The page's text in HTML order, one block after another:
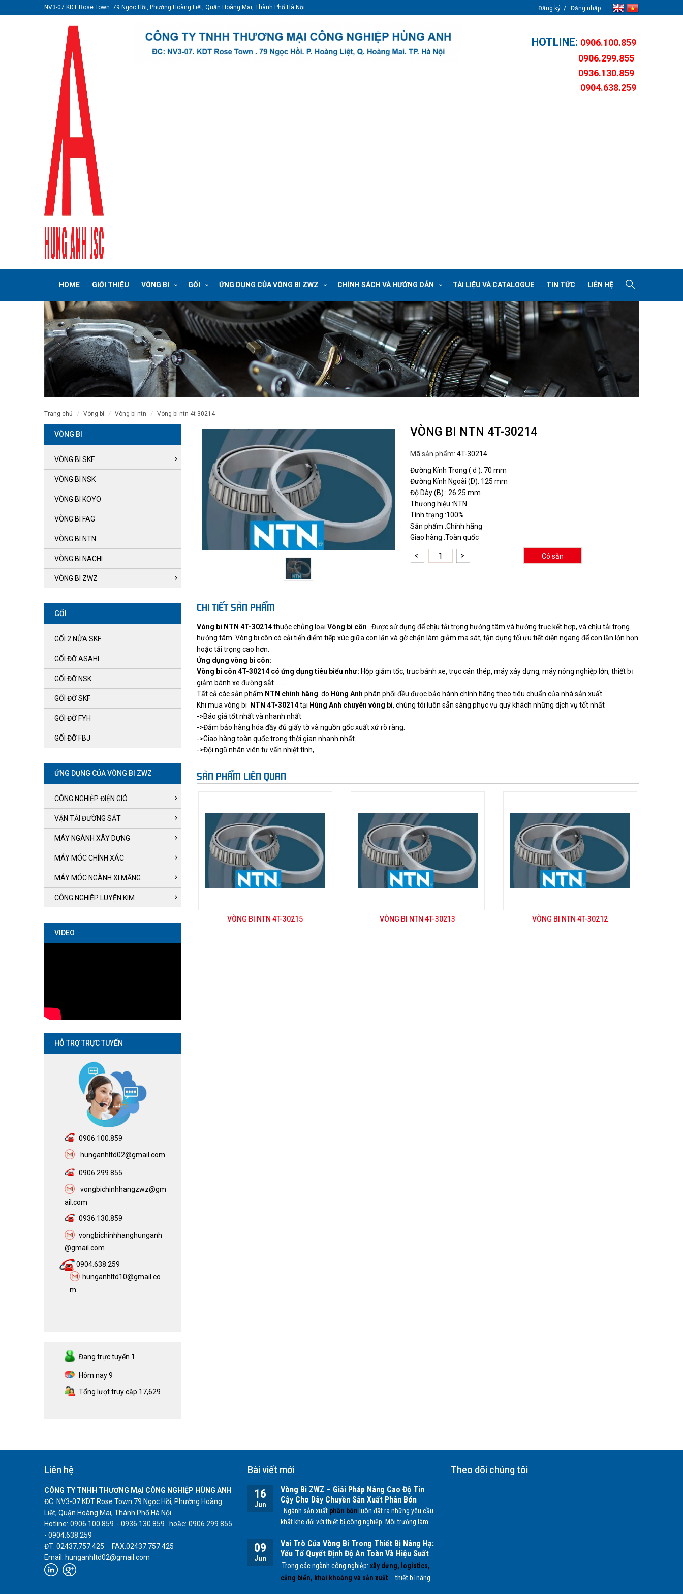
NV3-07 KDT Rose Town 79 Ngọc Hồi, Phường Hoàng Liệt, Quận Hoàng Mai, Thành Phố Hà Nội Đăng ký Đăng nhập
HOTLINE: 0906.100.859
0906.299.855
0936.130.859
0904.638.259
HOME GIỚI THIỆU VÒNG BI GỐI ỨNG DỤNG CỦA VÒNG BI ZWZ CHÍNH SÁCH VÀ HƯỚNG DẪN TÀI LIỆU VÀ CATALOGUE TIN TỨC LIÊN HỆ
trang chủ vòng bi vòng bi ntn vòng bi ntn 4t-30214
VÒNG BI
VÒNG BI SKF
VÒNG BI NSK
VÒNG BI KOYO
VÒNG BI FAG
VÒNG BI NTN
VÒNG BI NACHI
VÒNG BI ZWZ
GỐI
GỐI 2 NỬA SKF
GỐI ĐỠ ASAHI
GỐI ĐỠ NSK
GỐI ĐỠ SKF
GỐI ĐỠ FYH
GỐI ĐỠ FBJ
ỨNG DỤNG CỦA VÒNG BI ZWZ
CÔNG NGHIỆP ĐIỆN GIÓ
VẬN TẢI ĐƯỜNG SẮT
MÁY NGÀNH XÂY DỰNG
MÁY MÓC CHÍNH XÁC
MÁY MÓC NGÀNH XI MĂNG
CÔNG NGHIỆP LUYỆN KIM
VIDEO
HỖ TRỢ TRỰC TUYẾN
0906.100.859
hunganhltd02@gmail.com
0906.299.855
vongbichinhhangzwz@gm
ail.com​
0936.130.859
vongbichinhhanghunganh
@gmail.com
0904.638.259
hunganhltd10@gmail.co
m
Đang trực tuyến 1
Hôm nay9
Tổng lượt truy cập 17,629
VÒNG BI NTN 4T-30214
Mã sản phẩm: 4T-30214
Đường Kính Trong ( d ): 70 mm
Đường Kính Ngoài (D): 125 mm
Độ Dày (B) : 26.25 mm
Thương hiệu :NTN
Tình trạng :100%
Sản phẩm :Chính hãng
Giao hàng :Toàn quốc
Có sẵn
CHI TIẾT SẢN PHẨM
Vòng bi NTN 4T-30214thuộc chủng loại Vòng bi côn
. Được sử dụng để chịu tải trọng hướng tâm và hướng trục kết hơp, và chịu tải trọng
hướng tâm. Vòng bi côn có cải tiến điểm tiếp xúc giữa con lăn và gờ chặn làm giảm ma sát, tận dụng tối ưu tiết diện ngang để con lăn lớn hơn
hoặc tải trọng cao hơn.
Ứng dụng vòng bi côn:
Vòng bi côn 4T-30214 có ứng dụng tiêu biểu như: Hộp giảm tốc, trục bánh xe, trục cán thép, máy xây dựng, máy nông nghiệp lớn, thiết bị
giảm bánh xe đường sắt.........
Tất cả các sản phẩm NTN chính hãng do Hùng Anh phân phối đều được bảo hành chính hãng theo tiêu chuẩn của nhà sản xuất.
Khi mua vòng bi
NTN 4T-30214tại Hùng Anh chuyên vòng bi, chúng tôi luôn sẵn sàng phục vụ quý khách những dịch vụ tốt nhất
->Báo giá tốt nhất và nhanh nhất
->Đảm bảo hàng hóa đầy đủ giấy tờ và nguồn gốc xuất xứ rõ ràng.
->Giao hàng toàn quốc trong thời gian nhanh nhất.
->Đội ngũ nhân viên tư vấn nhiệt tình,
SẢN PHẨM LIÊN QUAN
VÒNG BI NTN 4T-30215 VÒNG BI NTN 4T-30213 VÒNG BI NTN 4T-30212
Liên hệ
CÔNG TY TNHH THƯƠNG MẠI CÔNG NGHIỆP HÙNG ANH
ĐC: NV3-07 KDT Rose Town 79 Ngọc Hồi, Phường Hoàng
Liệt, Quận Hoàng Mai, Thành Phố Hà Nội
Hotline: 0906.100.859 - 0936.130.859 hoặc: 0906.299.855
- 0904.638.259
ĐT: 02437.757.425 FAX:02437.757.425
Email: hunganhltd02@gmail.com
Bài viết mới
16
Jun
Vòng Bi ZWZ – Giải Pháp Nâng Cao Độ Tin
Cậy Cho Dây Chuyền Sản Xuất Phân Bón
Ngành sản xuất phân bón luôn đặt ra những yêu cầu
khắt khe đối với thiết bị công nghiệp. Môi trường làm
nhân hóa học từ quá trình sản xuấtNPK, lân, đạm...
có thể ảnh hưởng trực tiếp đến tuổi thọ của các bộ
phận cơ khí, đặc biệt là vòng bi.
09
Jun
Vai Trò Của Vòng Bi Trong Thiết Bị Nâng Hạ:
Yếu Tố Quyết Định Độ An Toàn Và Hiệu Suất
Vận Hành
Trong các ngành công nghiệp: xây dựng, logistics,
cảng biển, khai khoáng và sản xuất.....thiết bị nâng
Theo dõi chúng tôi